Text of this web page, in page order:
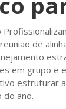
de
em grupo e
estruturar
do ano.